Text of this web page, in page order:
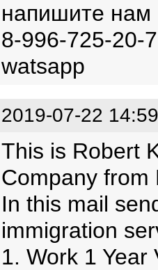
напишите нам
8-996-725-20-
watsapp
2019-07-22
This is Robert
Company from
In this mail
immigration
1. Work 1 Year